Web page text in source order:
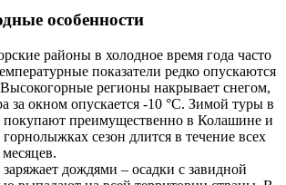
особенности
районы в холодное время года часто
показатели редко опускаются
регионы накрывает снегом,
за окном опускается -10 °C. Зимой туры в
преимущественно в Колашине и
сезон длится в течение всех
дождями – осадки с завидной